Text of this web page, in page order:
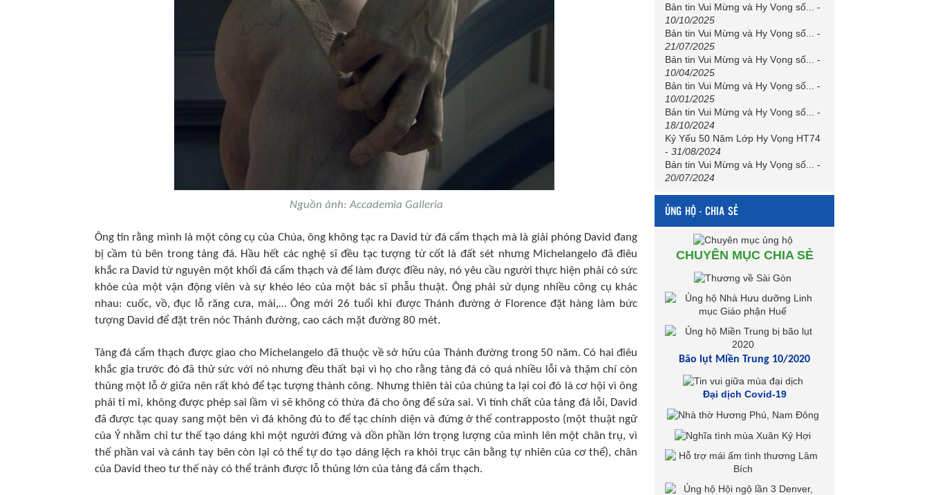
Nguồn ảnh: Accademia Galleria
Ông tin rằng mình là một công cụ của Chúa, ông không tạc ra David từ đá cẩm thạch mà là giải phóng David đang
bị cầm tù bên trong tảng đá. Hầu hết các nghệ sĩ đều tạc tượng từ cốt là đất sét nhưng Michelangelo đã điêu
khắc ra David từ nguyên một khối đá cẩm thạch và để làm được điều này, nó yêu cầu người thực hiện phải có sức
khỏe của một vận động viên và sự khéo léo của một bác sĩ phẫu thuật. Ông phải sử dụng nhiều công cụ khác
nhau: cuốc, vồ, đục lỗ răng cưa, mài,… Ông mới 26 tuổi khi được Thánh đường ở Florence đặt hàng làm bức
tượng David để đặt trên nóc Thánh đường, cao cách mặt đường 80 mét.
Tảng đá cẩm thạch được giao cho Michelangelo đã thuộc về sở hữu của Thánh đường trong 50 năm. Có hai điêu
khắc gia trước đó đã thử sức với nó nhưng đều thất bại vì họ cho rằng tảng đá có quá nhiều lỗi và thậm chí còn
thủng một lỗ ở giữa nên rất khó để tạc tượng thành công. Nhưng thiên tài của chúng ta lại coi đó là cơ hội vì ông
phải tỉ mỉ, không được phép sai lầm vì sẽ không có thừa đá cho ông để sửa sai. Vì tính chất của tảng đá lỗi, David
đã được tạc quay sang một bên vì đá không đủ to để tạc chính diện và đứng ở thế contrapposto (một thuật ngữ
của Ý nhằm chỉ tư thế tạo dáng khi một người đứng và dồn phần lớn trọng lượng của mình lên một chân trụ, vì
thế phần vai và cánh tay bên còn lại có thể tự do tạo dáng lệch ra khỏi trục cân bằng tự nhiên của cơ thể), chân
của David theo tư thế này có thể tránh được lỗ thủng lớn của tảng đá cẩm thạch.
Bản tin Vui Mừng và Hy Vọng số...
-
10/10/2025
Bản tin Vui Mừng và Hy Vọng số...
-
21/07/2025
Bản tin Vui Mừng và Hy Vọng số...
-
10/04/2025
Bản tin Vui Mừng và Hy Vọng số...
-
10/01/2025
Bản tin Vui Mừng và Hy Vọng số...
-
18/10/2024
Kỷ Yếu 50 Năm Lớp Hy Vọng HT74
- 31/08/2024
Bản tin Vui Mừng và Hy Vọng số...
-
20/07/2024
ỦNG HỘ - CHIA SẺ
CHUYÊN MỤC CHIA SẺ
Bão lụt Miền Trung 10/2020
Đại dịch Covid-19